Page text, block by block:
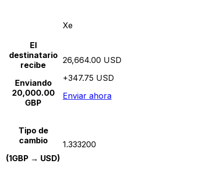
Xe
El
destinatario
recibe
Enviando
20,000.00
GBP
26,664.00 USD
+347.75 USD
Enviar ahora
Tipo de
cambio
(1GBP → USD)
1.333200